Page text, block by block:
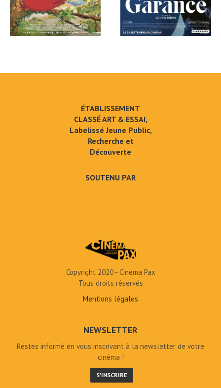
ÉTABLISSEMENT
CLASSÉ ART & ESSAI,
Labelissé Jeune Public,
Recherche et
Découverte
SOUTENU PAR
Copyright 2020 - Cinema Pax
Tous droits réservés
Mentions légales
NEWSLETTER
Restez informé en vous inscrivant à la newsletter de votre
cinéma !
S'INSCRIRE